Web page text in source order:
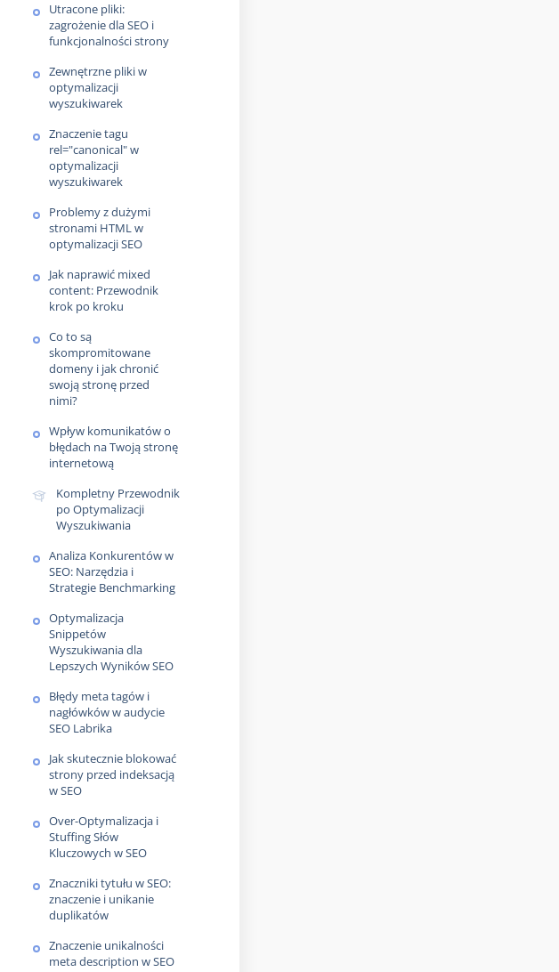
Utracone pliki:
zagrożenie dla SEO i
funkcjonalności strony
Zewnętrzne pliki w
optymalizacji
wyszukiwarek
Znaczenie tagu
rel="canonical" w
optymalizacji
wyszukiwarek
Problemy z dużymi
stronami HTML w
optymalizacji SEO
Jak naprawić mixed
content: Przewodnik
krok po kroku
Co to są
skompromitowane
domeny i jak chronić
swoją stronę przed
nimi?
Wpływ komunikatów o
błędach na Twoją stronę
internetową
Kompletny Przewodnik
po Optymalizacji
Wyszukiwania
Analiza Konkurentów w
SEO: Narzędzia i
Strategie Benchmarking
Optymalizacja
Snippetów
Wyszukiwania dla
Lepszych Wyników SEO
Błędy meta tagów i
nagłówków w audycie
SEO Labrika
Jak skutecznie blokować
strony przed indeksacją
w SEO
Over-Optymalizacja i
Stuffing Słów
Kluczowych w SEO
Znaczniki tytułu w SEO:
znaczenie i unikanie
duplikatów
Znaczenie unikalności
meta description w SEO